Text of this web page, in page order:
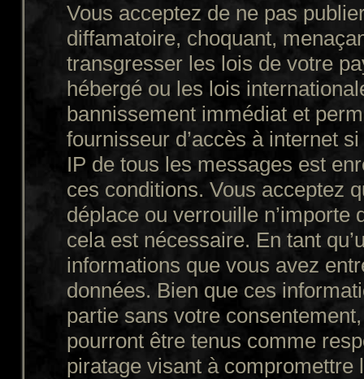
Vous acceptez de ne pas
diffamatoire, choquant,
transgresser les lois de votre
hébergé ou les lois
bannissement immédiat et
fournisseur d’accès à internet
IP de tous les messages est
ces conditions. Vous acceptez
déplace ou verrouille
cela est nécessaire. En tant
informations que vous avez
données. Bien que ces
partie sans votre
pourront être tenus comme
piratage visant à compromettre